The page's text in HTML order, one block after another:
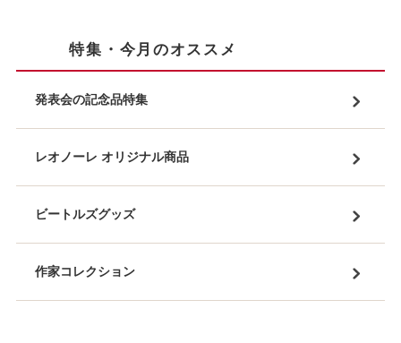
特集・今月のオススメ
発表会の記念品特集
レオノーレ オリジナル商品
ビートルズグッズ
作家コレクション